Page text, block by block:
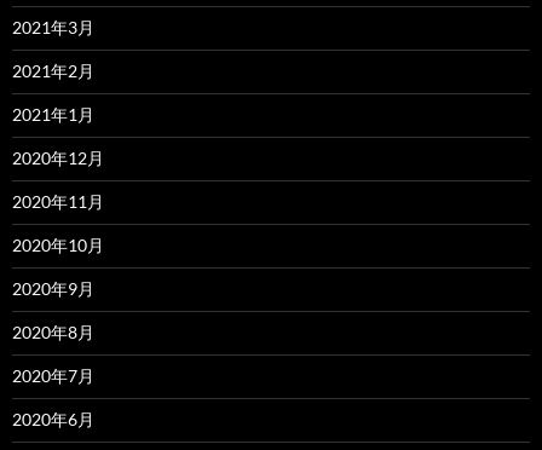
2021年3月
2021年2月
2021年1月
2020年12月
2020年11月
2020年10月
2020年9月
2020年8月
2020年7月
2020年6月